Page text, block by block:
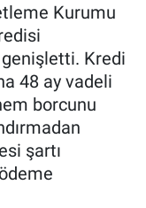
Kurumu
genişletti. Kredi
48 ay vadeli
borcunu
şartı